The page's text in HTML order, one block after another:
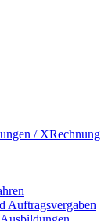
/ XRechnung
Auftragsvergaben